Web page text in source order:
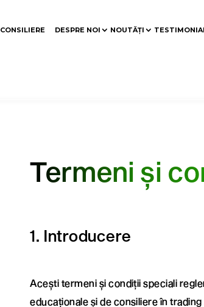
CONSILIERE DESPRE NOI NOUTĂȚI
Termeni și
1. Introducere
Acești termeni și condiții speciali
educaționale și de consiliere în